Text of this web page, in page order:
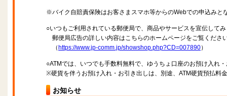
※バイク自賠責保険はお客さまスマホ等からのWebでの申込みと
○いつもご利用されている郵便局で、商品やサービスを宣伝して
郵便局広告の詳しい内容はこちらのホームページをご覧くださ
（ https://www.jp-comm.jp/showshop.php?CD=007890）
○ATMでは、いつでも手数料無料で、ゆうちょ口座のお預け入れ
※硬貨を伴うお預け入れ・お引き出しは、別途、ATM硬貨預払料
お知らせ